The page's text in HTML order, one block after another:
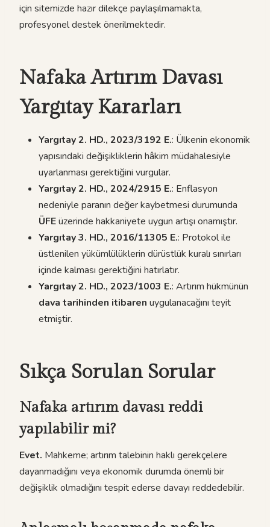
için sitemizde hazır dilekçe paylaşılmamakta,
profesyonel destek önerilmektedir.
Nafaka Artırım Davası
Yargıtay Kararları
Yargıtay 2. HD., 2023/3192 E.: Ülkenin ekonomik
yapısındaki değişikliklerin hâkim müdahalesiyle
uyarlanması gerektiğini vurgular.
Yargıtay 2. HD., 2024/2915 E.: Enflasyon
nedeniyle paranın değer kaybetmesi durumunda
ÜFEüzerinde hakkaniyete uygun artışı onamıştır.
Yargıtay 3. HD., 2016/11305 E.: Protokol ile
üstlenilen yükümlülüklerin dürüstlük kuralı sınırları
içinde kalması gerektiğini hatırlatır.
Yargıtay 2. HD., 2023/1003 E.: Artırım hükmünün
dava tarihinden itibaren uygulanacağını teyit
etmiştir.
Sıkça Sorulan Sorular
Nafaka artırım davası reddi
yapılabilir mi?
Evet. Mahkeme; artırım talebinin haklı gerekçelere
dayanmadığını veya ekonomik durumda önemli bir
değişiklik olmadığını tespit ederse davayı reddedebilir.